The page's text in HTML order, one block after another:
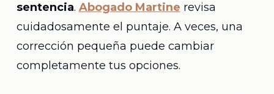
sentencia. Abogado Martine revisa
cuidadosamente el puntaje. A veces, una
corrección pequeña puede cambiar
completamente tus opciones.